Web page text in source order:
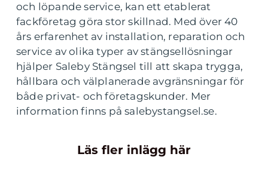
och löpande service, kan ett etablerat
fackföretag göra stor skillnad. Med över 40
års erfarenhet av installation, reparation och
service av olika typer av stängsellösningar
hjälper Saleby Stängsel till att skapa trygga,
hållbara och välplanerade avgränsningar för
både privat- och företagskunder. Mer
information finns på salebystangsel.se.
Läs fler inlägg här